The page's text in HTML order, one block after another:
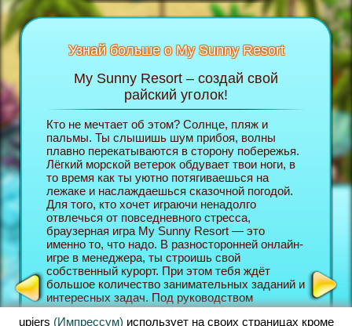
Узнай больше о My Sunny Resort
ты
My Sunny Resort – создай свой
райский уголок!
Кто не мечтает об этом? Солнце, пляж и
пальмы. Ты слышишь шум прибоя, волны
плавно перекатываются в сторону побережья.
Лёгкий морской ветерок обдувает твои ноги, в
то время как ты уютно потягиваешься на
лежаке и наслаждаешься сказочной погодой.
Для того, кто хочет играючи ненадолго
отвлечься от повседневного стресса,
браузерная игра My Sunny Resort — это
именно то, что надо. В разносторонней онлайн-
игре в менеджера, ты строишь свой
собственный курорт. При этом тебя ждёт
большое количество занимательных заданий и
интересных задач. Под руководством
менеджера отеля ты ознакомишься в начале
В
на
и в
Resort
форме
игр,
upjers (Импрессум) использует на своих страницах кроме